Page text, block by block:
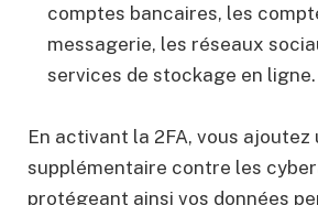
comptes bancaires, les
messagerie, les réseaux
services de stockage en ligne.
En activant la 2FA, vous ajoutez
supplémentaire contre les
protégeant ainsi vos données